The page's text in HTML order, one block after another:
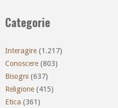
Categorie
Interagire (1.217)
Conoscere (803)
Bisogni (637)
Religione (415)
Etica (361)